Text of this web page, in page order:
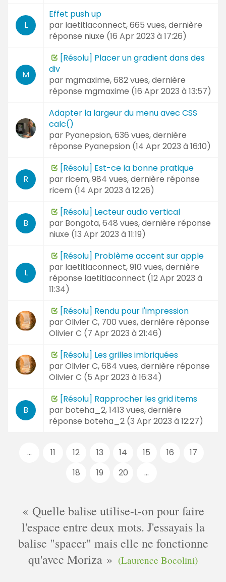
L
Effet push up
par laetitiaconnect, 665 vues, dernière
réponse niuxe (16 Apr 2023 à 17:26)
M
[Résolu] Placer un gradient dans des
div
par mgmaxime, 682 vues, dernière
réponse mgmaxime (16 Apr 2023 à 13:57)
Adapter la largeur du menu avec CSS
calc()
par Pyanepsion, 636 vues, dernière
réponse Pyanepsion (14 Apr 2023 à 16:10)
R
[Résolu] Est-ce la bonne pratique
par ricem, 984 vues, dernière réponse
ricem (14 Apr 2023 à 12:26)
B
[Résolu] Lecteur audio vertical
par Bongota, 648 vues, dernière réponse
niuxe (13 Apr 2023 à 11:19)
L
[Résolu] Problème accent sur apple
par laetitiaconnect, 910 vues, dernière
réponse laetitiaconnect (12 Apr 2023 à
11:34)
[Résolu] Rendu pour l'impression
parOlivier C, 700 vues, dernière réponse
Olivier C (7 Apr 2023 à 21:46)
[Résolu] Les grilles imbriquées
parOlivier C, 684 vues, dernière réponse
Olivier C (5 Apr 2023 à 16:34)
B
[Résolu] Rapprocher les grid items
par boteha_2, 1413 vues, dernière
réponse boteha_2 (3 Apr 2023 à 12:27)
... 11 12 13 14 15 16
17
18
19 20 ...
Quelle balise utilise-t-on pour faire
l'espace entre deux mots. J'essayais la
balise "spacer" mais elle ne fonctionne
qu'avec Moriza
(Laurence Bocolini)